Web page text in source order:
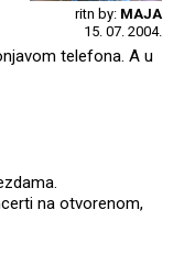
ritn by: MAJA
15. 07. 2004.
telefona. A u
na otvorenom,